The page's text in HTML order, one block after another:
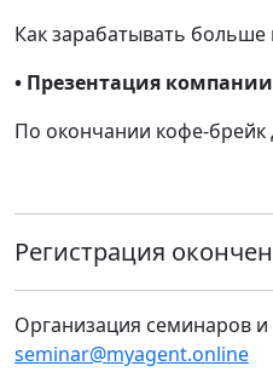
Как зарабатывать
• Презентация компании
По окончании кофе-брейк
Регистрация
Организация семинаров
seminar@myagent.online